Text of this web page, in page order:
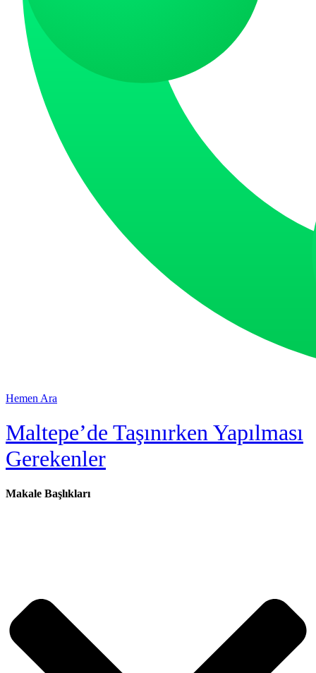
Hemen Ara
Maltepe’de Taşınırken Yapılması
Gerekenler
Makale Başlıkları